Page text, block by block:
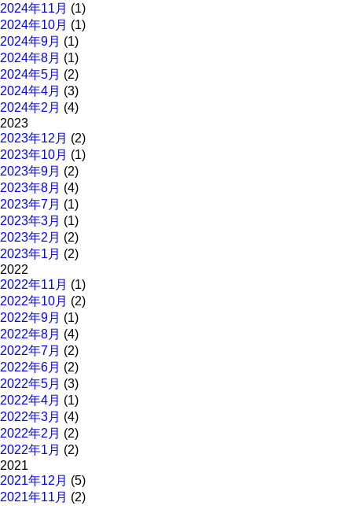
2024年11月 (1)
2024年10月 (1)
2024年9月 (1)
2024年8月 (1)
2024年5月 (2)
2024年4月 (3)
2024年2月 (4)
2023
2023年12月 (2)
2023年10月 (1)
2023年9月 (2)
2023年8月 (4)
2023年7月 (1)
2023年3月 (1)
2023年2月 (2)
2023年1月 (2)
2022
2022年11月 (1)
2022年10月 (2)
2022年9月 (1)
2022年8月 (4)
2022年7月 (2)
2022年6月 (2)
2022年5月 (3)
2022年4月 (1)
2022年3月 (4)
2022年2月 (2)
2022年1月 (2)
2021
2021年12月 (5)
2021年11月 (2)